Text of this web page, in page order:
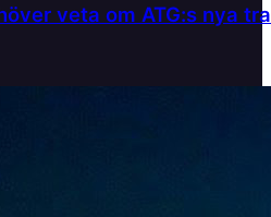
veta om ATG:s nya